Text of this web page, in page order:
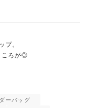
プ。
ころが◎
ーバッグ